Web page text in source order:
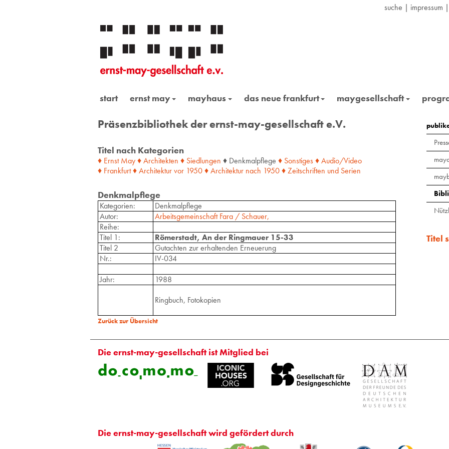
suche | impressum |
start ernst may mayhaus das neue frankfurt maygesellschaft
Präsenzbibliothek der ernst-may-gesellschaft e.V.
Titel nach Kategorien
♦ Ernst May ♦ Architekten ♦ Siedlungen ♦ Denkmalpflege ♦ Sonstiges ♦ Audio/Video
♦ Frankfurt ♦ Architektur vor 1950 ♦ Architektur nach 1950 ♦ Zeitschriften und Serien
Denkmalpflege
Kategorien:
Denkmalpflege
Autor:
Arbeitsgemeinschaft Fara / Schauer,
Reihe:
Titel 1:
Römerstadt, An der Ringmauer 15-33
Titel 2
Gutachten zur erhaltenden Erneuerung
Nr.:
IV-034
Jahr:
1988
Ringbuch, Fotokopien
Zurück zur Übersicht
Titel
Die ernst-may-gesellschaft ist Mitglied bei
Die ernst-may-gesellschaft wird gefördert durch